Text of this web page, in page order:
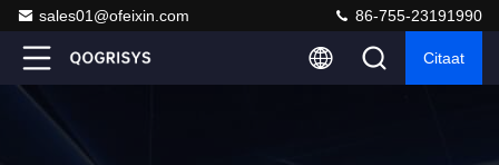
sales01@ofeixin.com 86-755-23191990
Citaat